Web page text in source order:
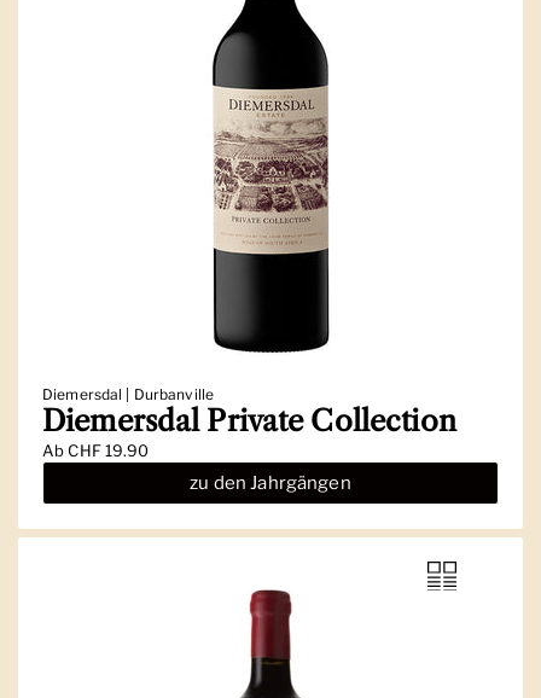
Diemersdal | Durbanville
Diemersdal Private Collection
AbCHF 19.90
zu den Jahrgängen